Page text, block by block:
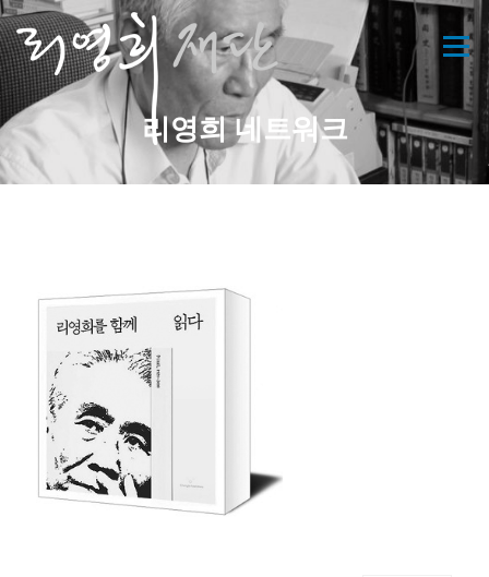
콘
텐
츠
로
바
로
가
기
메뉴
리영희 네트워크